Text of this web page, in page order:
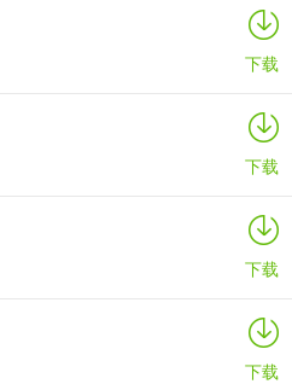
下载
下载
下载
下载